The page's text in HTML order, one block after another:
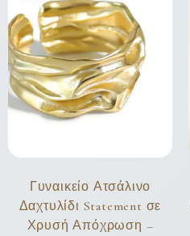
Γυναικείο Ατσάλινο
Δαχτυλίδι Statement σε
Χρυσή Απόχρωση –